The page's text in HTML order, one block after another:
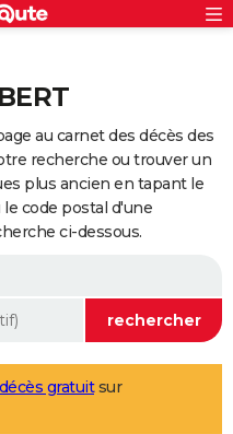
au carnet des décès des
recherche ou trouver un
plus ancien en tapant le
code postal d'une
ci-dessous.
gratuitsur